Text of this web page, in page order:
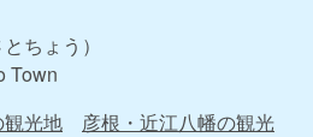
とちょう）
Town
光地
彦根・近江八幡の観光